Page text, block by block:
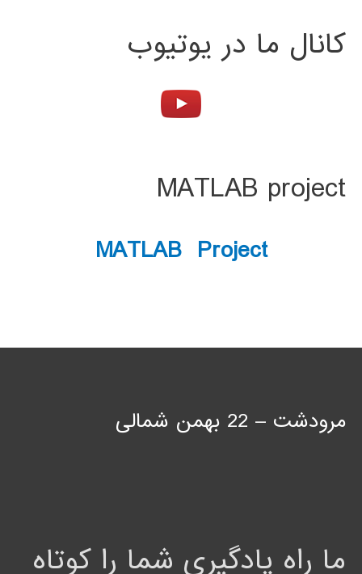
کانال ما در یوتیوب
MATLAB project
MATLAB Project
مرودشت – 22 بهمن شمالی
ما راه یادگیری شما را کوتاه